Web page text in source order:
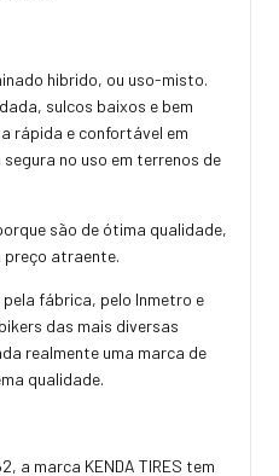
hibrido, ou uso-misto.
sulcos baixos e bem
rápida e confortável em
no uso em terrenos de
são de ótima qualidade,
preço atraente.
fábrica, pelo Inmetro e
das mais diversas
realmente uma marca de
qualidade.
a marca KENDA TIRES tem